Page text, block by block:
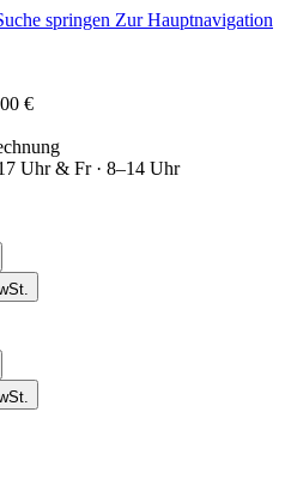
springen Zur Hauptnavigation
€
Uhr & Fr · 8–14 Uhr